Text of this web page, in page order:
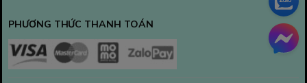
PHƯƠNG THỨC THANH TOÁN